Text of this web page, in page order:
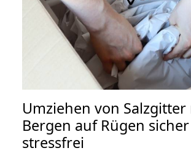
Umziehen von Salzgitter
Bergen auf Rügen
stressfrei